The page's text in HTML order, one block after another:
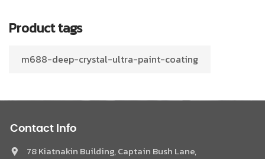
Product tags
m688-deep-crystal-ultra-paint-coating
Contact Info
78 Kiatnakin Building, Captain Bush Lane,